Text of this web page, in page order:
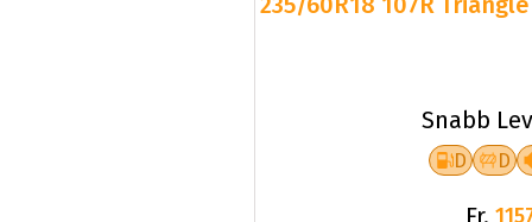
D D
Fr.